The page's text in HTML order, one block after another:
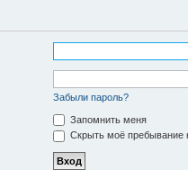
Забыли пароль?
Запомнить меня
Скрыть моё пребывание